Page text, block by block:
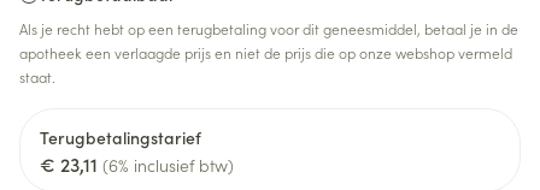
Als je recht hebt op een terugbetaling voor dit geneesmiddel, betaal je in de
apotheek een verlaagde prijs en niet de prijs die op onze webshop vermeld
staat.
Terugbetalingstarief
€ 23,11 (6% inclusief btw)